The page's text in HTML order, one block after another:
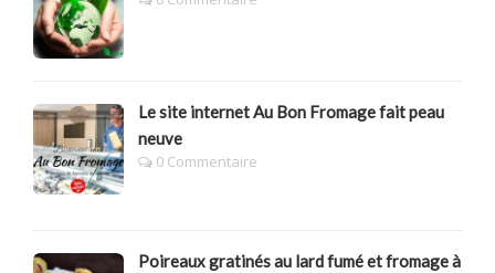
Le site internet Au Bon Fromage fait peau
neuve
0 Commentaire
Poireaux gratinés au lard fumé et fromage à